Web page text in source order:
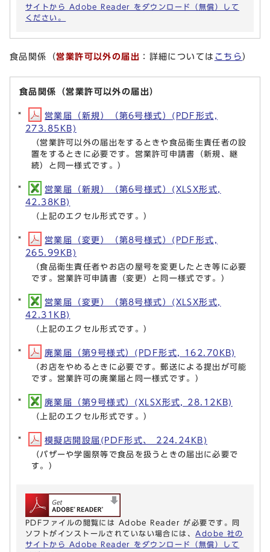
サイトから Adobe Reader をダウンロード（無償）して
ください。
食品関係（営業許可以外の届出 ：詳細については こちら）
食品関係（営業許可以外の届出）
営業届（新規）（第6号様式）(PDF形式,
273.85KB)
（営業許可以外の届出をするときや食品衛生責任者の設
置をするときに必要です。営業許可申請書（新規、継
続）と同一様式です。）
営業届（新規）（第6号様式）(XLSX形式,
42.38KB)
（上記のエクセル形式です。）
営業届（変更）（第8号様式）(PDF形式,
265.99KB)
（食品衛生責任者やお店の屋号を変更したとき等に必要
です。営業許可申請書（変更）と同一様式です。）
営業届（変更）（第8号様式）(XLSX形式,
42.31KB)
（上記のエクセル形式です。）
廃業届（第9号様式）(PDF形式, 162.70KB)
（お店をやめるときに必要です。郵送による提出が可能
です。営業許可の廃業届と同一様式です。）
廃業届（第9号様式）(XLSX形式, 28.12KB)
（上記のエクセル形式です。）
模擬店開設届(PDF形式、 224.24KB)
（バザーや学園祭等で食品を扱うときの届出に必要で
す。）
PDFファイルの閲覧には Adobe Reader が必要です。同
ソフトがインストールされていない場合には、 Adobe 社の
サイトから Adobe Reader をダウンロード（無償）して